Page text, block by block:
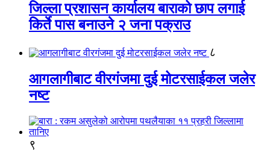
जिल्ला प्रशासन कार्यालय बाराको छाप लगाई
किर्ते पास बनाउने २ जना पक्राउ
८
आगलागीबाट वीरगंजमा दुई मोटरसाईकल जलेर
नष्ट
९